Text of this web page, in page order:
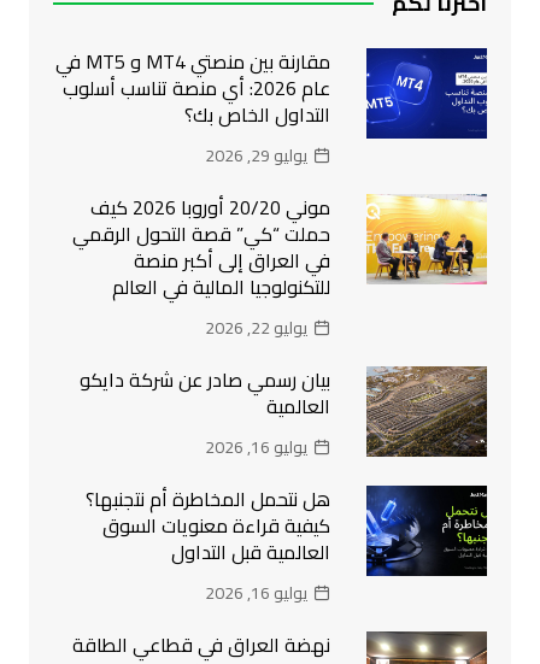
مقارنة بين منصتي MT4 و MT5 في
عام 2026: أي منصة تناسب أسلوب
التداول الخاص بك؟
يوليو 29, 2026
موني 20/20 أوروبا 2026 كيف
حملت “كي” قصة التحول الرقمي
في العراق إلى أكبر منصة
للتكنولوجيا المالية في العالم
يوليو 22, 2026
بيان رسمي صادر عن شركة دايكو
العالمية
يوليو 16, 2026
هل نتحمل المخاطرة أم نتجنبها؟
كيفية قراءة معنويات السوق
العالمية قبل التداول
يوليو 16, 2026
نهضة العراق في قطاعي الطاقة